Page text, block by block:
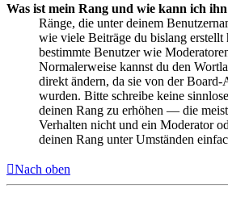
Was ist mein Rang und wie kann ich
Ränge, die unter deinem
wie viele Beiträge du bislang erstellt
bestimmte Benutzer wie
Normalerweise kannst du den
direkt ändern, da sie von der
wurden. Bitte schreibe keine
deinen Rang zu erhöhen — die
Verhalten nicht und ein Moderator
deinen Rang unter Umständen
Nach oben